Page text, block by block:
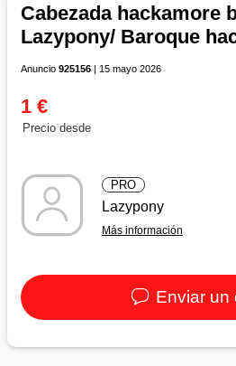
Cabezada hackamore
Lazypony/ Baroque
Anuncio 925156 | 15 mayo 2026
1 €
Precio desde
PRO
Lazypony
Más información
Enviar un